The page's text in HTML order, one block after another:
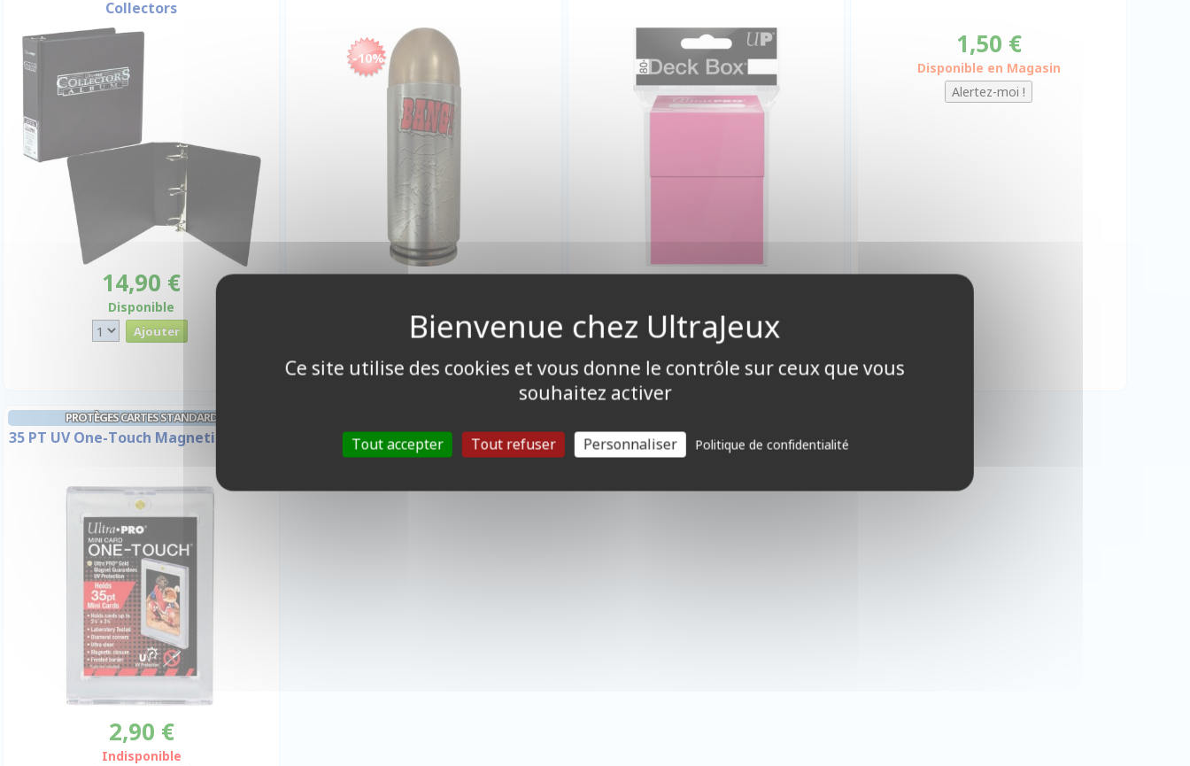
Collectors
14,90 €
Disponible
-10%
35,00 € 2,50 €
1,50 €
Disponible en Magasin
PROTÈGES CARTES STANDARD
35 PT UV One-Touch Magnetic Holder
2,90 €
Indisponible
Ce site utilise des cookies et vous donne le contrôle sur ceux que vous
souhaitez activer
Tout accepter Tout refuser Personnaliser Politique de confidentialité